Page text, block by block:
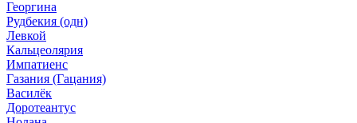
Георгина
Рудбекия (одн)
Левкой
Кальцеолярия
Импатиенс
Газания (Гацания)
Василёк
Доротеантус